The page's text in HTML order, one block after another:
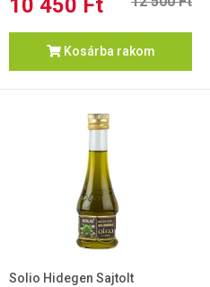
10 450 Ft
Kosárba rakom
Solio Hidegen Sajtolt